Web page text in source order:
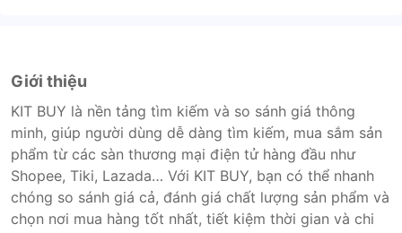
Giới thiệu
KIT BUY là nền tảng tìm kiếm và so sánh giá thông
minh, giúp người dùng dễ dàng tìm kiếm, mua sắm sản
phẩm từ các sàn thương mại điện tử hàng đầu như
Shopee, Tiki, Lazada… Với KIT BUY, bạn có thể nhanh
chóng so sánh giá cả, đánh giá chất lượng sản phẩm và
chọn nơi mua hàng tốt nhất, tiết kiệm thời gian và chi